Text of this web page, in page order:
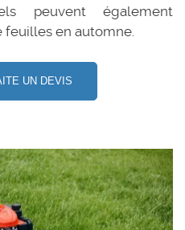
peuvent également
feuilles en automne.
UN DEVIS